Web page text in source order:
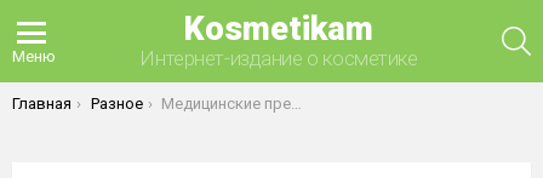
Меню
Kosmetikam
Интернет-издание о косметике
Вы здесь:
Главная Разное Медицинские препараты и народные средства для лечения онихомикоза